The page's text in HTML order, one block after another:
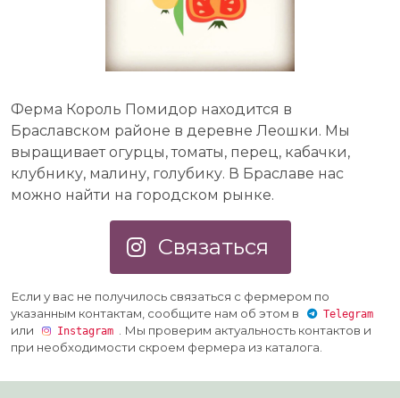
Ферма Король Помидор находится в
Браславском районе в деревне Леошки. Мы
выращивает огурцы, томаты, перец, кабачки,
клубнику, малину, голубику. В Браславе нас
можно найти на городском рынке.
Связаться
Если у вас не получилось связаться с фермером по
указанным контактам, сообщите нам об этом в
Telegram
или Instagram . Мы проверим актуальность контактов и
при необходимости скроем фермера из каталога.